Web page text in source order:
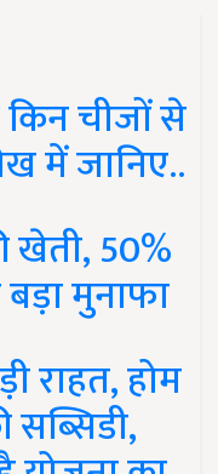
चीजों से
में जानिए..
50%
मुनाफा
राहत, होम